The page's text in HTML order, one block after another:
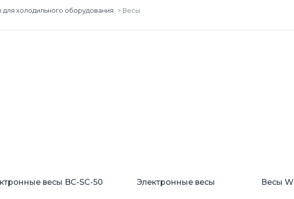
холодильного оборудования Весы
весы BC-SC-50 Электронные весы Весы